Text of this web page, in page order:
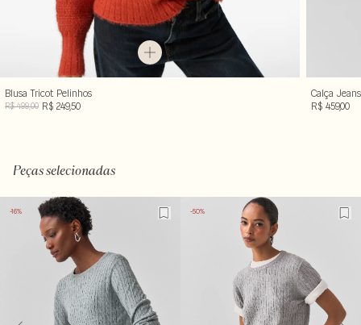
Blusa Tricot Pelinhos
R$ 499,00 R$ 249,50
Calça
R$ 459,00
Peças selecionadas
-16% -50%